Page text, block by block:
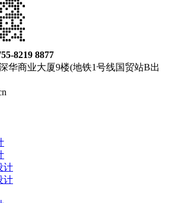
8219 8877
华商业大厦9楼(地铁1号线国贸站B出
计
计